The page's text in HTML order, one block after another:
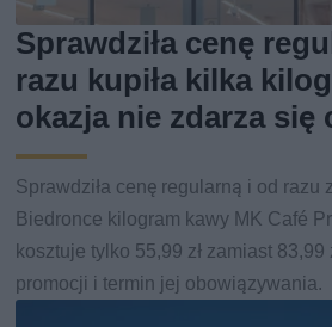
Sprawdziła cenę
razu kupiła kilka
okazja nie zdarza się
Sprawdziła cenę regularną i od razu
Biedronce kilogram kawy MK Café
kosztuje tylko 55,99 zł zamiast 83,99
promocji i termin jej obowiązywania.